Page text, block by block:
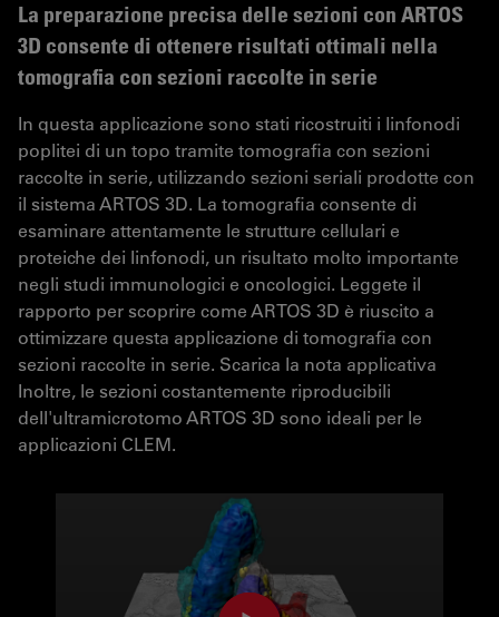
La preparazione precisa delle sezioni con ARTOS
3D consente di ottenere risultati ottimali nella
tomografia con sezioni raccolte in serie
In questa applicazione sono stati ricostruiti i linfonodi
poplitei di un topo tramite tomografia con sezioni
raccolte in serie, utilizzando sezioni seriali prodotte con
il sistema ARTOS 3D. La tomografia consente di
esaminare attentamente le strutture cellulari e
proteiche dei linfonodi, un risultato molto importante
negli studi immunologici e oncologici. Leggete il
rapporto per scoprire come ARTOS 3D è riuscito a
ottimizzare questa applicazione di tomografia con
sezioni raccolte in serie. Scarica la nota applicativa
Inoltre, le sezioni costantemente riproducibili
dell'ultramicrotomo ARTOS 3D sono ideali per le
applicazioni CLEM.